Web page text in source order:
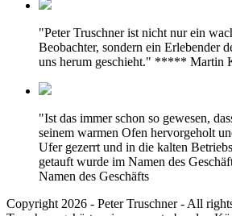
"Peter Truschner ist nicht nur ein
Beobachter, sondern ein Erlebender
uns herum geschieht." ***** Martin
"Ist das immer schon so gewesen,
seinem warmen Ofen hervorgeholt
Ufer gezerrt und in die kalten
getauft wurde im Namen des
Namen des Geschäfts
Copyright 2026 - Peter Truschner - All